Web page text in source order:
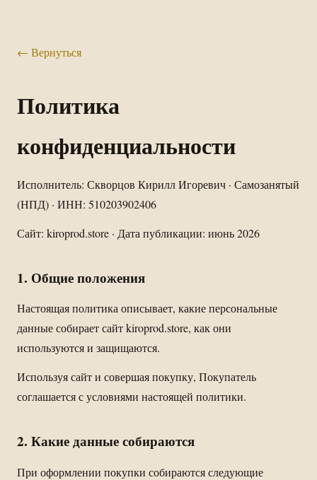
← Вернуться
Политика
конфиденциальности
Исполнитель: Скворцов Кирилл Игоревич · Самозанятый
(НПД) · ИНН: 510203902406
Сайт: kiroprod.store · Дата публикации: июнь 2026
1. Общие положения
Настоящая политика описывает, какие персональные
данные собирает сайт kiroprod.store, как они
используются и защищаются.
Используя сайт и совершая покупку, Покупатель
соглашается с условиями настоящей политики.
2. Какие данные собираются
При оформлении покупки собираются следующие